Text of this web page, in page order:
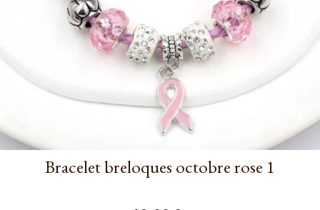
Bracelet breloques octobre rose 1